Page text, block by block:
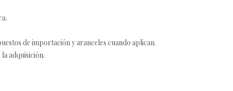
de importación y aranceles cuando aplican.
adquisición.